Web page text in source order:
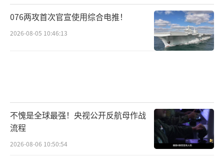
辽宁大学美国与东亚研究院院长吕超25日
对《环球时报》记者表示，日本政府的答辩书
看似在软化态度、“找补”高市言论的恶劣影
能接受的。高市早苗的涉台言论已突破战后日
本历届首相的表态底线，是前所未有的对中国
的赤裸裸军事威胁，这种性质的言论绝无妥协
余地……
076两攻首次官宣使用综合电推！
2026-08-05 10:46:13
不愧是全球最强！央视公开反航母作战
流程
2026-08-06 10:50:54